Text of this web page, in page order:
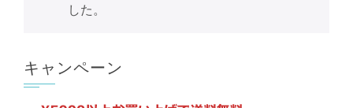
した。
キャンペーン